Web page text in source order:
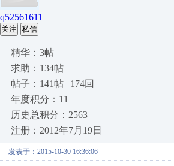
q52561611
关注 私信
精华：3帖
求助：134帖
帖子：141帖 | 174回
年度积分：11
历史总积分：2563
注册：2012年7月19日
发表于：2015-10-30 16:36:06